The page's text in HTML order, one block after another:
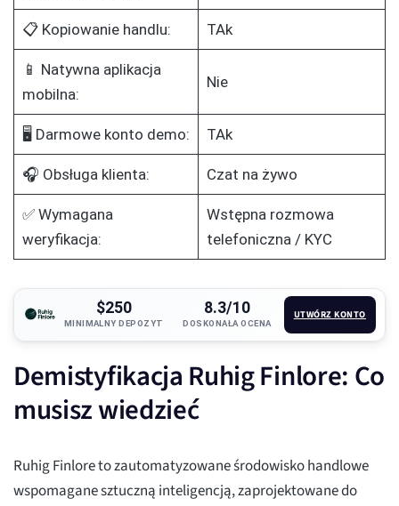
📋 Kopiowanie handlu: TAk
📱 Natywna aplikacja
mobilna:
Nie
🖥️ Darmowe konto demo: TAk
🎧 Obsługa klienta: Czat na żywo
✅ Wymagana
weryfikacja:
Wstępna rozmowa
telefoniczna / KYC
$250
MINIMALNY DEPOZYT
8.3/10
DOSKONAŁA OCENA
UTWÓRZ KONTO
Demistyfikacja Ruhig Finlore: Co
musisz wiedzieć
Ruhig Finlore to zautomatyzowane środowisko handlowe
wspomagane sztuczną inteligencją, zaprojektowane do